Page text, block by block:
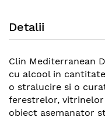
Detalii
Clin Mediterranean
cu alcool in
o stralucire si o
ferestrelor,
obiect asemanator